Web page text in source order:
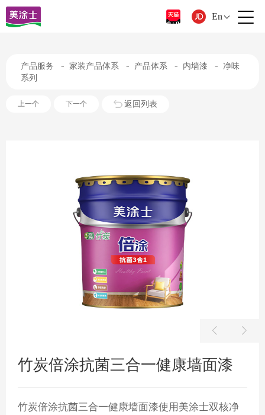
En
产品服务 - 家装产品体系 - 产品体系 - 内墙漆 - 净味
系列
上一个 下一个 返回列表
竹炭倍涂抗菌三合一健康墙面漆
竹炭倍涂抗菌三合一健康墙面漆使用美涂士双核净